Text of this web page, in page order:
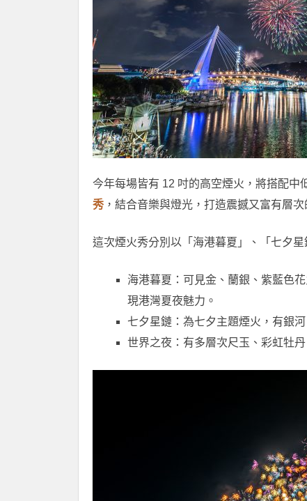
今年每場皆有 12 吋的高空煙火，將搭配中
秀 ，結合音樂與燈光，打造震撼又富有層次
這次煙火秀分別以「海港暮夏」、「七夕
海港暮夏：可見金、蘭銀、紫藍色
現港灣夏夜魅力。
七夕星鏈：為七夕主題煙火，有銀
世界之夜：有多層次尺玉、彩虹牡